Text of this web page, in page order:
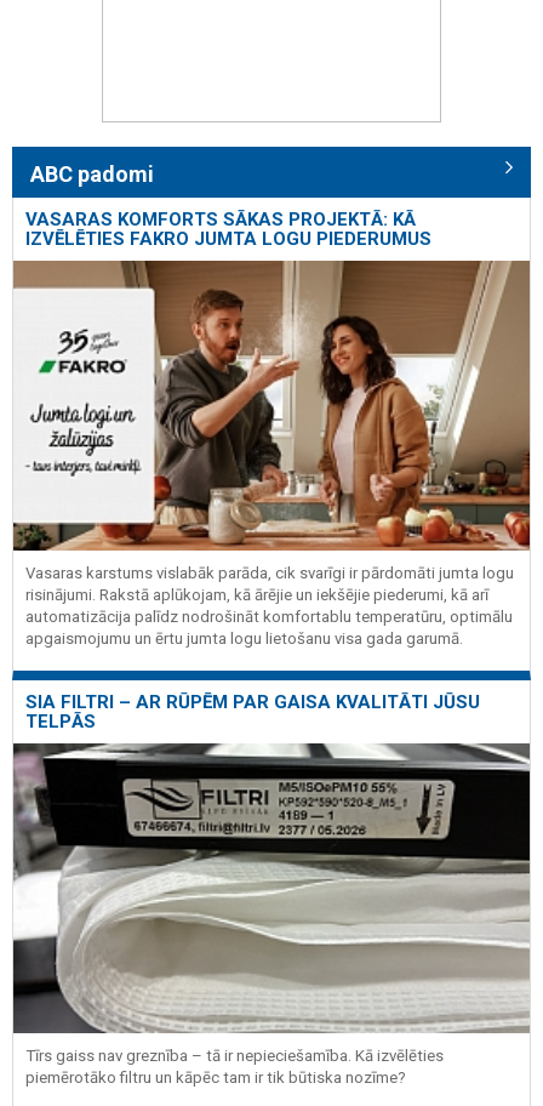
ABC padomi
VASARAS KOMFORTS SĀKAS PROJEKTĀ: KĀ
IZVĒLĒTIES FAKRO JUMTA LOGU PIEDERUMUS
Vasaras karstums vislabāk parāda, cik svarīgi ir pārdomāti jumta logu
risinājumi. Rakstā aplūkojam, kā ārējie un iekšējie piederumi, kā arī
automatizācija palīdz nodrošināt komfortablu temperatūru, optimālu
apgaismojumu un ērtu jumta logu lietošanu visa gada garumā.
SIA FILTRI – AR RŪPĒM PAR GAISA KVALITĀTI JŪSU
TELPĀS
Tīrs gaiss nav greznība – tā ir nepieciešamība. Kā izvēlēties
piemērotāko filtru un kāpēc tam ir tik būtiska nozīme?